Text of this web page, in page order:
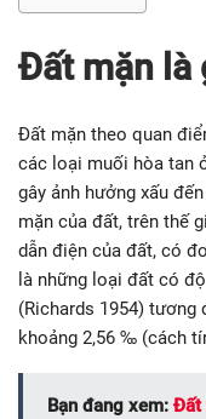
Đất mặn là
Đất mặn theo quan
các loại muối hòa tan
gây ảnh hưởng xấu
mặn của đất, trên thế
dẫn điện của đất, có
là những loại đất có
(Richards 1954)
khoảng 2,56 ‰ (cách
Bạn đang xem: Đất